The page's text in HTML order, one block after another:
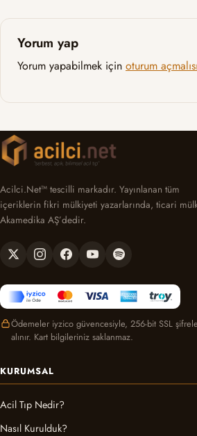
Yorum yap
Yorum yapabilmek için oturum
Acilci.Net™ tescilli markadır. Yayınlanan tüm
içeriklerin fikri mülkiyeti yazarlarında, ticari
Akamedika AŞ’dedir.
Ödemeler iyzico güvencesiyle, 256-bit SSL
alınır. Kart bilgileriniz saklanmaz.
KURUMSAL
Acil Tıp Nedir?
Nasıl Kurulduk?